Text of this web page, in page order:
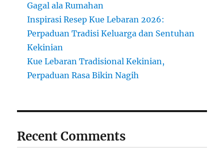
Gagal ala Rumahan
Inspirasi Resep Kue Lebaran 2026:
Perpaduan Tradisi Keluarga dan Sentuhan
Kekinian
Kue Lebaran Tradisional Kekinian,
Perpaduan Rasa Bikin Nagih
Recent Comments